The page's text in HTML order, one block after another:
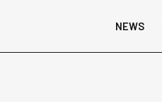
NEWS